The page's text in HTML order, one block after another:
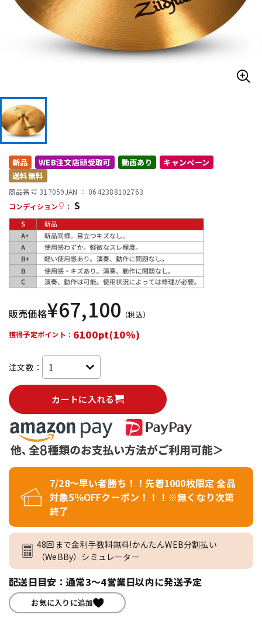
管楽器 その他楽器
アンプ エフェクター
中古 ヴィンテージ
新品 WEB注文店頭受取可 動画あり
キャンペーン
送料無料
商品番号 317059JAN ： 0642388102763
コンディション
： S
販売価格¥67,100 （税込）
獲得予定ポイント： 6100pt(10%)
注文数：
カートに入れる
7/28～早い者勝ち！！先着1000枚限定 全品
対象5％OFFクーポン！！！※無くなり次第
終了
48回まで金利手数料無料!かんたんWEB分割払い
（WeBBy）シミュレーター
配送日目安：通常3～4営業日以内に発送予定
お気に入りに追加